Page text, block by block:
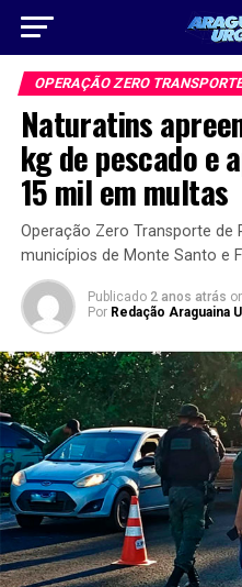
OPERAÇÃO ZERO
Naturatins
kg de pescado e
15 mil em multas
Operação Zero Transporte de
municípios de Monte Santo e
Publicado 2 anos atrás
Por Redação Araguaina